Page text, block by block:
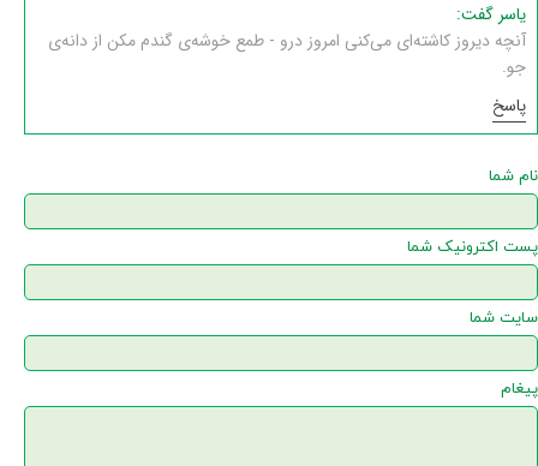
یاسر گفت:
آنچه دیروز کاشته‌ای می‌کنی امروز درو - طمع خوشه‌ی گندم مکن از دانه‌ی
جو.
پاسخ
نام شما
پست اکترونیک شما
سایت شما
پیغام